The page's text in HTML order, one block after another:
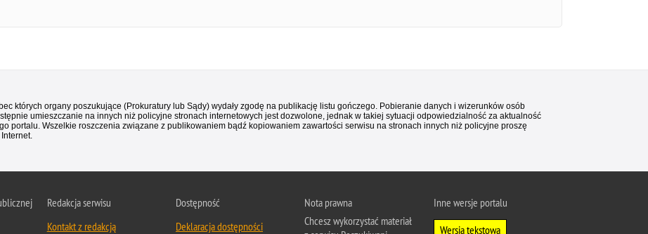
których organy poszukujące (Prokuratury lub Sądy) wydały zgodę na publikację listu gończego. Pobieranie danych i wizerunków osób
umieszczanie na innych niż policyjne stronach internetowych jest dozwolone, jednak w takiej sytuacji odpowiedzialność za aktualność
portalu. Wszelkie roszczenia związane z publikowaniem bądź kopiowaniem zawartości serwisu na stronach innych niż policyjne proszę
Redakcja serwisu
Kontakt z redakcją
Dostępność
Deklaracja dostępności
Nota prawna
Chcesz wykorzystać materiał
Inne wersje portalu
Wersja tekstowa